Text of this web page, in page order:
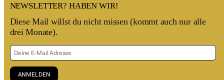
NEWSLETTER? HABEN WIR!
Diese Mail willst du nicht missen (kommt auch nur alle
drei Monate).